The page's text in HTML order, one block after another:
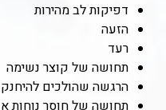
דפיקות לב מהירות
הזעה
רעד
תחושה של קוצר נשימה
הרגשה שהולכים להיחנק